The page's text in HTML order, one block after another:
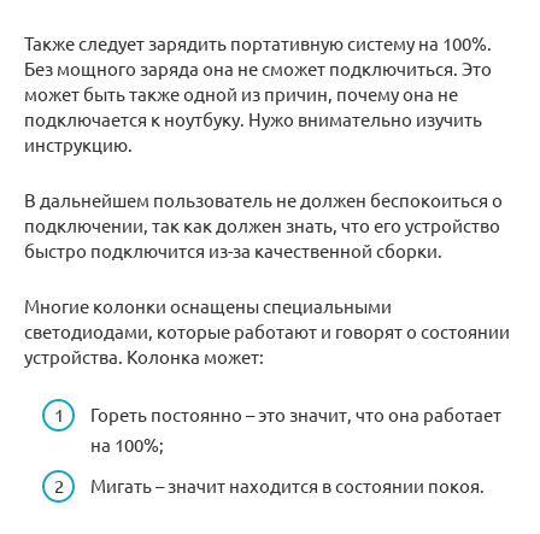
Также следует зарядить портативную систему на 100%.
Без мощного заряда она не сможет подключиться. Это
может быть также одной из причин, почему она не
подключается к ноутбуку. Нужо внимательно изучить
инструкцию.
В дальнейшем пользователь не должен беспокоиться о
подключении, так как должен знать, что его устройство
быстро подключится из-за качественной сборки.
Многие колонки оснащены специальными
светодиодами, которые работают и говорят о состоянии
устройства. Колонка может:
Гореть постоянно – это значит, что она работает
на 100%;
Мигать – значит находится в состоянии покоя.